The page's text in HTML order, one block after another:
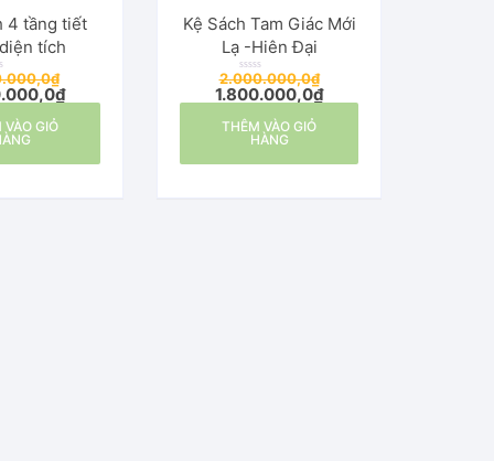
4 tầng tiết
tích
₫
₫
VÀO GIỎ
Kệ Sách Tam Giác Mới
Lạ -Hiên Đại
Đ
ư
ợ
x
ế
ạ
2.000.000,0₫
1.800.000,0₫
THÊM VÀO GIỎ
HÀNG